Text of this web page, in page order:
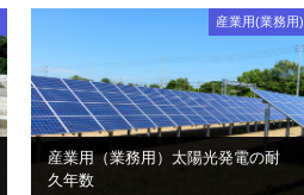
産業用(業務用)
産業用（業務用）太陽光発電の耐
久年数